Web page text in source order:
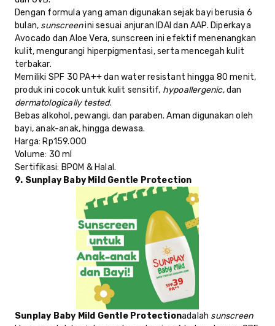
Dengan formula yang aman digunakan sejak bayi berusia 6
bulan, sunscreenini sesuai anjuran IDAI dan AAP. Diperkaya
Avocado dan Aloe Vera, sunscreen ini efektif menenangkan
kulit, mengurangi hiperpigmentasi, serta mencegah kulit
terbakar.
Memiliki SPF 30 PA++ dan water resistant hingga 80 menit,
produk ini cocok untuk kulit sensitif, hypoallergenic, dan
dermatologically tested.
Bebas alkohol, pewangi, dan paraben. Aman digunakan oleh
bayi, anak-anak, hingga dewasa.
Harga: Rp159.000
Volume: 30 ml
Sertifikasi: BPOM & Halal.
9. Sunplay Baby Mild Gentle Protection
Sunplay Baby Mild Gentle Protectionadalah sunscreen